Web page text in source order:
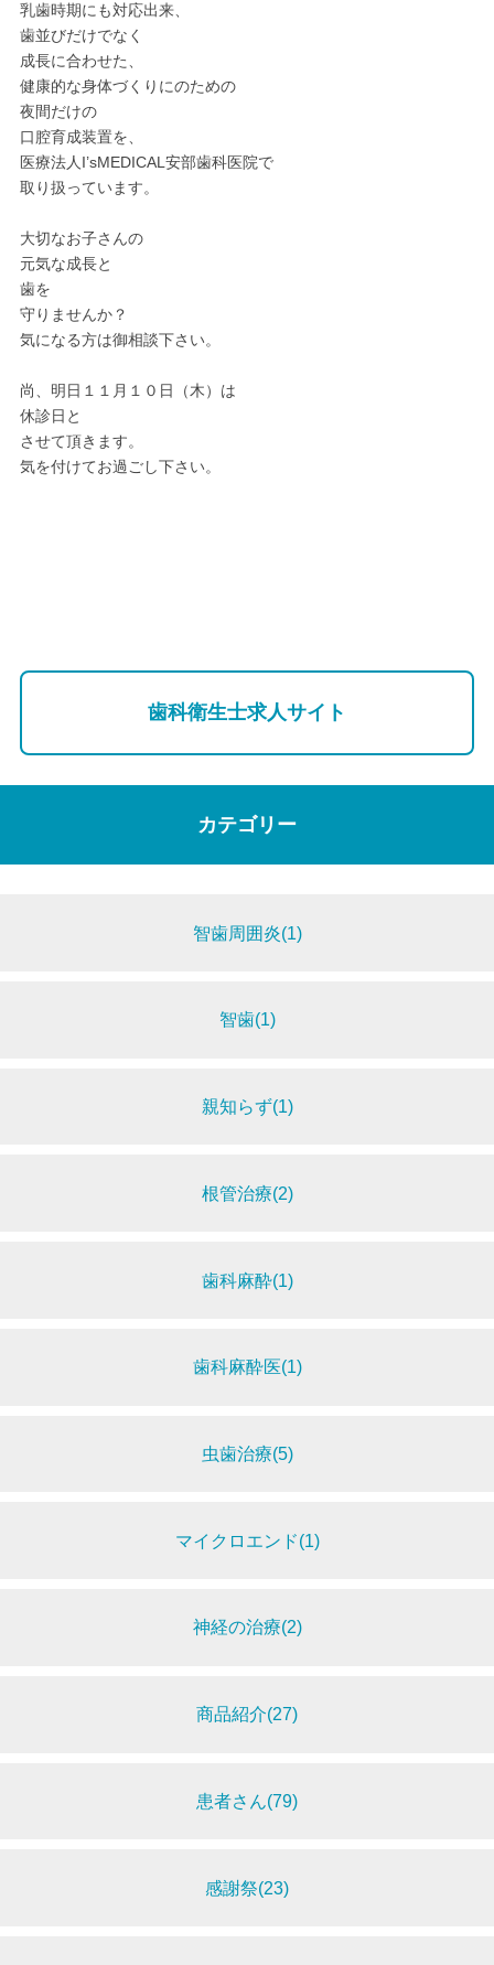
乳歯時期にも対応出来、
歯並びだけでなく
成長に合わせた、
健康的な身体づくりにのための
夜間だけの
口腔育成装置を、
医療法人I’sMEDICAL安部歯科医院で
取り扱っています。
大切なお子さんの
元気な成長と
歯を
守りませんか？
気になる方は御相談下さい。
尚、明日１１月１０日（木）は
休診日と
させて頂きます。
気を付けてお過ごし下さい。
歯科衛生士求人サイト
カテゴリー
智歯周囲炎(1)
智歯(1)
親知らず(1)
根管治療(2)
歯科麻酔(1)
歯科麻酔医(1)
虫歯治療(5)
マイクロエンド(1)
神経の治療(2)
商品紹介(27)
患者さん(79)
感謝祭(23)